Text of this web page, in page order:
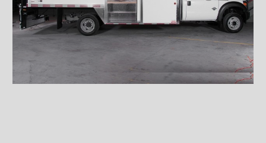
Poignée en ''L'' (311)
Poignée pour porte
coulissante
Bouton poussoir sortie
d'urgence